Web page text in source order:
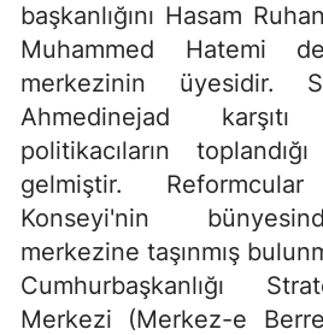
başkanlığını Hasam
Muhammed Hatemi
merkezinin üyesidir.
Ahmedinejad
politikacıların
gelmiştir.
Konseyi'nin
merkezine taşınmış
Cumhurbaşkanlığı
Merkezi (Merkez-e